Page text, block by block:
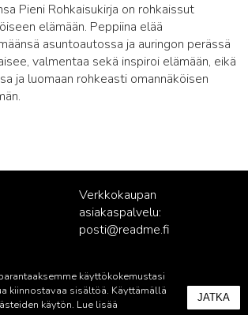
Pieni Rohkaisukirja on rohkaissut
elämään. Peppiina elää
asuntoautossa ja auringon perässä
valmentaa sekä inspiroi elämään, eikä
ja luomaan rohkeasti omannäköisen
Verkkokaupan
asiakaspalvelu:
posti@readme.fi
käyttökokemustasi
kiinnostavaa sisältöä. Käyttämällä
käytön. Lue lisää
JATKA